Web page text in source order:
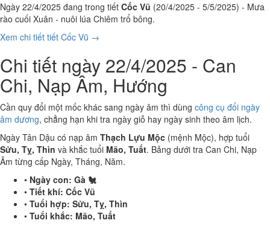
Ngày 22/4/2025 đang trong tiết Cốc Vũ (20/4/2025 - 5/5/2025) - Mưa
rào cuối Xuân - nuôi lúa Chiêm trổ bông.
Xem chi tiết tiết Cốc Vũ →
Chi tiết ngày 22/4/2025 - Can
Chi, Nạp Âm, Hướng
Cần quy đổi một mốc khác sang ngày âm thì dùng công cụ đổi ngày
âm dương, chẳng hạn khi tra ngày giỗ hay ngày sinh theo âm lịch.
Ngày Tân Dậu có nạp âm Thạch Lựu Mộc (mệnh Mộc), hợp tuổi
Sửu, Tỵ, Thìn và khắc tuổi Mão, Tuất. Bảng dưới tra Can Chi, Nạp
Âm từng cấp Ngày, Tháng, Năm.
• Ngày con: Gà 🐔
• Tiết khí: Cốc Vũ
• Tuổi hợp: Sửu, Tỵ, Thìn
• Tuổi khắc: Mão, Tuất